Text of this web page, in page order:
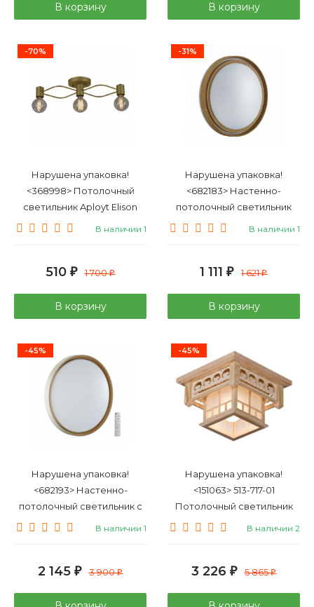
В корзину В корзину
-70%
Нарушена упаковка!
<368998> Потолочный
светильник Aployt Elison
APL.911.07.03
В наличии 1
510 ₽ 1 700₽
В корзину
-31%
Нарушена упаковка!
<682183> Настенно-
потолочный светильник
Sonex Basica Rux Wood
В наличии 1
1 111 ₽ 1 621₽
В корзину
-45%
Нарушена упаковка!
<682193> Настенно-
потолочный светильник с
пультом ДУ Sonex Color Kisil
В наличии 1
2 145 ₽ 3 900₽
-45%
Нарушена упаковка!
<151063> 513-717-01
Потолочный светильник
Velante
В наличии 2
3 226 ₽ 5 865₽